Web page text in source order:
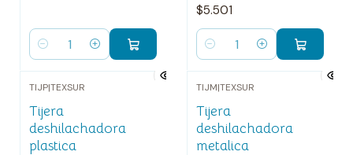
Cantidad
$5.501
Cantidad
TIJP|TEXSUR
Tijera
deshilachadora
plastica
TIJM|TEXSUR
Tijera
deshilachadora
metalica